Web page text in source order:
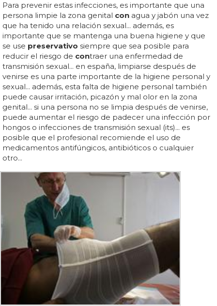
Para prevenir estas infecciones, es importante que una
persona limpie la zona genital con agua y jabón una vez
que ha tenido una relación sexual... además, es
importante que se mantenga una buena higiene y que
se use preservativo siempre que sea posible para
reducir el riesgo de contraer una enfermedad de
transmisión sexual... en españa, limpiarse después de
venirse es una parte importante de la higiene personal y
sexual... además, esta falta de higiene personal también
puede causar irritación, picazón y mal olor en la zona
genital... si una persona no se limpia después de venirse,
puede aumentar el riesgo de padecer una infección por
hongos o infecciones de transmisión sexual (its)... es
posible que el profesional recomiende el uso de
medicamentos antifúngicos, antibióticos o cualquier
otro...